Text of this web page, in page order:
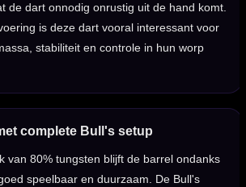
de dart onnodig onrustig uit de hand komt.
is deze dart vooral interessant voor
stabiliteit en controle in hun worp
complete Bull's setup
van 80% tungsten blijft de barrel ondanks
speelbaar en duurzaam. De Bull's